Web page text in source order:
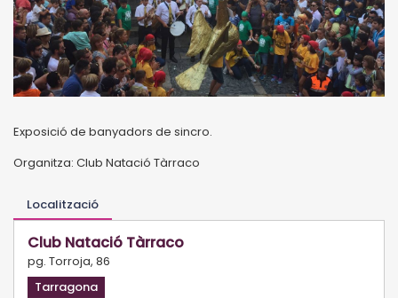
Exposició de banyadors de sincro.
Organitza: Club Natació Tàrraco
Localització
Club Natació Tàrraco
pg. Torroja, 86
Tarragona